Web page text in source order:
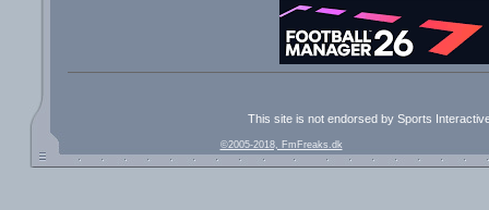
This site is not endorsed by Sports
©2005-2018, FmFreaks.dk